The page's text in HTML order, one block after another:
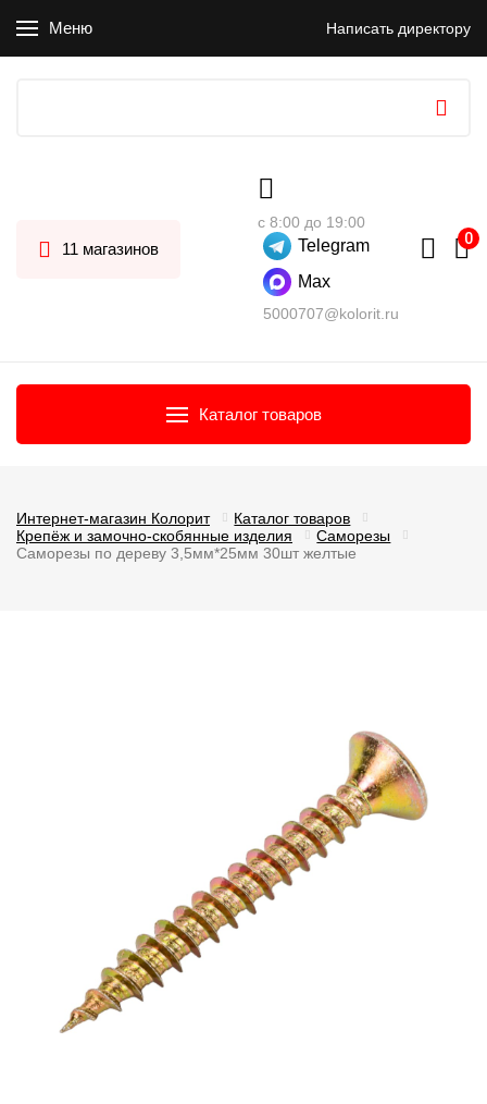
Меню Написать директору
11 магазинов
с 8:00 до 19:00
Telegram
Max
5000707@kolorit.ru
Каталог товаров
Интернет-магазин Колорит
Каталог товаров
Крепёж и замочно-скобянные изделия
Саморезы
Саморезы по дереву 3,5мм*25мм 30шт желтые